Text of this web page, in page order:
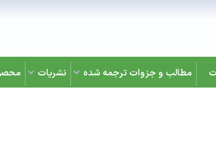
مطالب و جزوات ترجمه شده نشریات